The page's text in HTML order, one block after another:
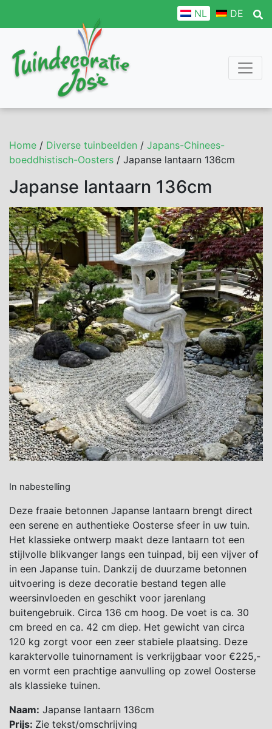
NL DE
Home / Diverse tuinbeelden / Japans-Chinees-
boeddhistisch-Oosters / Japanse lantaarn 136cm
Japanse lantaarn 136cm
In nabestelling
Deze fraaie betonnen Japanse lantaarn brengt direct
een serene en authentieke Oosterse sfeer in uw tuin.
Het klassieke ontwerp maakt deze lantaarn tot een
stijlvolle blikvanger langs een tuinpad, bij een vijver of
in een Japanse tuin. Dankzij de duurzame betonnen
uitvoering is deze decoratie bestand tegen alle
weersinvloeden en geschikt voor jarenlang
buitengebruik. Circa 136 cm hoog. De voet is ca. 30
cm breed en ca. 42 cm diep. Het gewicht van circa
120 kg zorgt voor een zeer stabiele plaatsing. Deze
karaktervolle tuinornament is verkrijgbaar voor €225,-
en vormt een prachtige aanvulling op zowel Oosterse
als klassieke tuinen.
Naam: Japanse lantaarn 136cm
Prijs: Zie tekst/omschrijving